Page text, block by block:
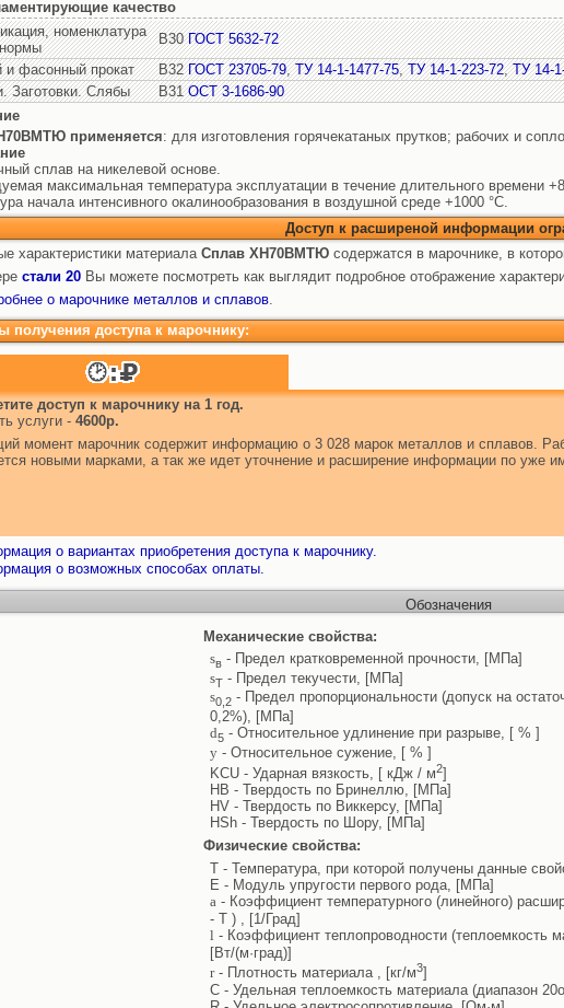
качество
номенклатура
В30 ГОСТ 5632-72
и фасонный прокат
В32 ГОСТ 23705-79,ТУ 14-1-1477-75,ТУ 14-1-223-72,ТУ 14-
Заготовки. Слябы
В31 ОСТ 3-1686-90
применяется: для изготовления горячекатаных прутков; рабочих и
сплав на никелевой основе.
максимальная температура эксплуатации в течение длительного времени
начала интенсивного окалинообразования в воздушной среде +1000 °C.
Доступ к расширеной информации
характеристики материала Сплав ХН70ВМТЮ содержатся в марочнике, в
стали 20 Вы можете посмотреть как выглядит подробное отображение
о марочнике металлов и сплавов.
получения доступа к марочнику:
доступ к марочнику на 1 год.
услуги - 4600р.
момент марочник содержит информацию о 3 028 марок металлов и сплавов.
новыми марками, а так же идет уточнение и расширение информации по уже
о вариантах приобретения доступа к марочнику.
о возможных способах оплаты.
Обозначения
Механические свойства:
sв - Предел кратковременной прочности, [МПа]
sТ- Предел текучести, [МПа]
s0,2- Предел пропорциональности (допуск на
0,2%), [МПа]
d5- Относительное удлинение при разрыве, [ % ]
y- Относительное сужение, [ % ]
KCU - Ударная вязкость, [ кДж / м2]
HB - Твердость по Бринеллю, [МПа]
HV - Твердость по Виккерсу, [МПа]
HSh - Твердость по Шору, [МПа]
Физические свойства:
T - Температура, при которой получены данные
E - Модуль упругости первого рода, [МПа]
a- Коэффициент температурного (линейного)
- T ) , [1/Град]
l - Коэффициент теплопроводности (теплоемкость
[Вт/(м·град)]
r- Плотность материала , [кг/м3]
C - Удельная теплоемкость материала (диапазон